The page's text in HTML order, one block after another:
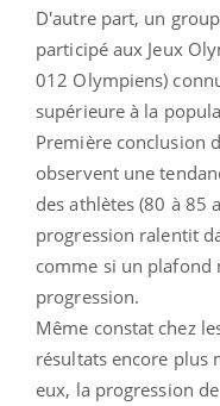
D'autre part, un
participé aux Jeux
012 Olympiens)
supérieure à la
Première conclusion
observent une
des athlètes (80 à 85
progression ralentit
comme si un plafond
progression.
Même constat chez
résultats encore plus
eux, la progression